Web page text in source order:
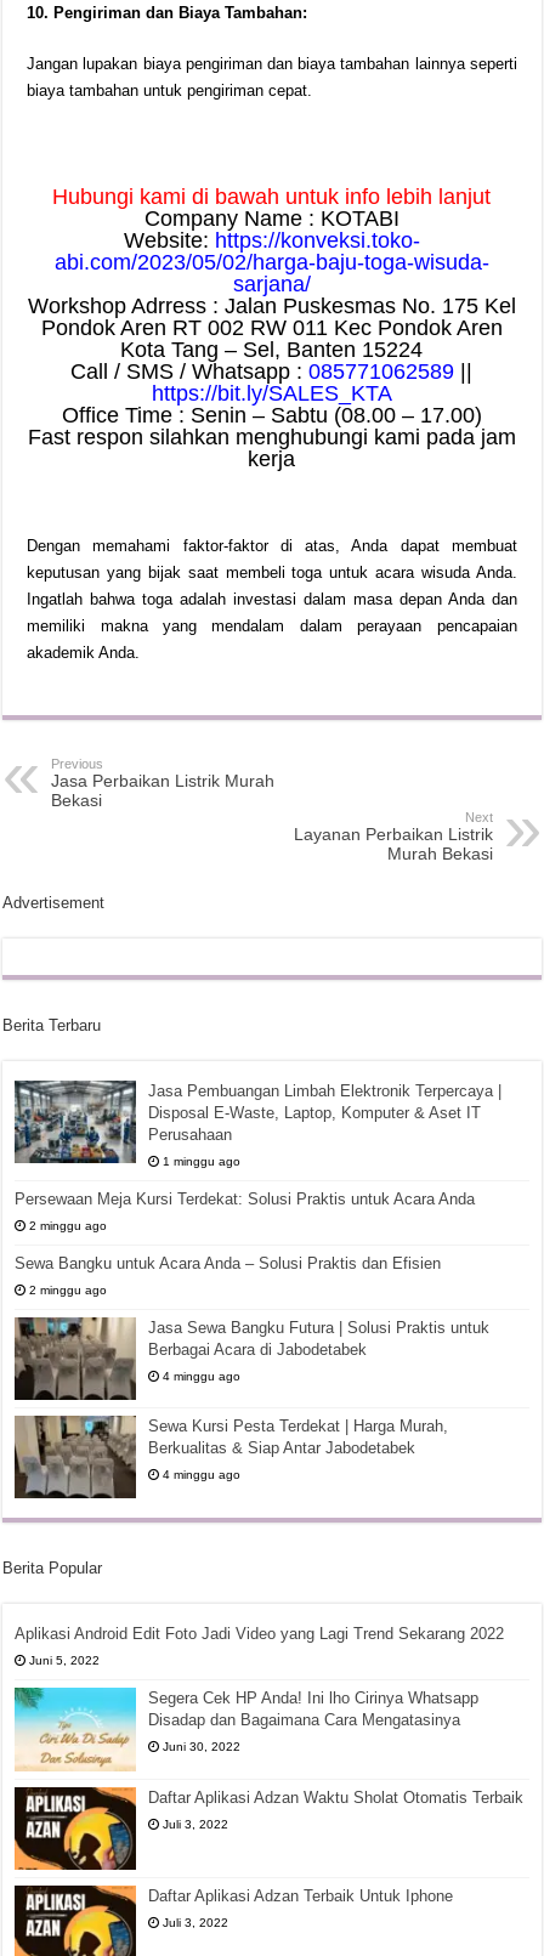
10. Pengiriman dan Biaya Tambahan:
Jangan lupakan biaya pengiriman dan biaya tambahan lainnya seperti
biaya tambahan untuk pengiriman cepat.
Hubungi kami di bawah untuk info lebih lanjut
Company Name : KOTABI
Website: https://konveksi.toko-
abi.com/2023/05/02/harga-baju-toga-wisuda-
sarjana/
Workshop Adrress : Jalan Puskesmas No. 175 Kel
Pondok Aren RT 002 RW 011 Kec Pondok Aren
Kota Tang – Sel, Banten 15224
Call / SMS / Whatsapp :085771062589
https://bit.ly/SALES_KTA
Office Time : Senin – Sabtu (08.00 – 17.00)
Fast respon silahkan menghubungi kami pada jam
kerja
Dengan memahami faktor-faktor di atas, Anda dapat membuat
keputusan yang bijak saat membeli toga untuk acara wisuda Anda.
Ingatlah bahwa toga adalah investasi dalam masa depan Anda dan
memiliki makna yang mendalam dalam perayaan pencapaian
akademik Anda.
Previous
Jasa Perbaikan Listrik Murah
Bekasi
Next
Layanan Perbaikan Listrik
Murah Bekasi
Advertisement
Berita Terbaru
Jasa Pembuangan Limbah Elektronik Terpercaya |
Disposal E-Waste, Laptop, Komputer & Aset IT
Perusahaan
1 minggu ago
Persewaan Meja Kursi Terdekat: Solusi Praktis untuk Acara Anda
2 minggu ago
Sewa Bangku untuk Acara Anda – Solusi Praktis dan Efisien
2 minggu ago
Jasa Sewa Bangku Futura | Solusi Praktis untuk
Berbagai Acara di Jabodetabek
4 minggu ago
Sewa Kursi Pesta Terdekat | Harga Murah,
Berkualitas & Siap Antar Jabodetabek
4 minggu ago
Berita Popular
Aplikasi Android Edit Foto Jadi Video yang Lagi Trend Sekarang 2022
Juni 5, 2022
Segera Cek HP Anda! Ini lho Cirinya Whatsapp
Disadap dan Bagaimana Cara Mengatasinya
Juni 30, 2022
Daftar Aplikasi Adzan Waktu Sholat Otomatis Terbaik
Juli 3, 2022
Daftar Aplikasi Adzan Terbaik Untuk Iphone
Juli 3, 2022